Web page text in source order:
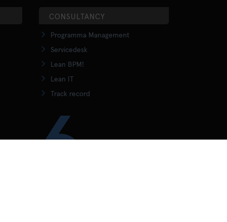
CONSULTANCY
Programma Management
Servicedesk
Lean BPM!
Lean IT
Track record